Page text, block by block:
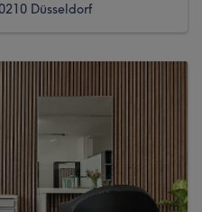
Düsseldorf